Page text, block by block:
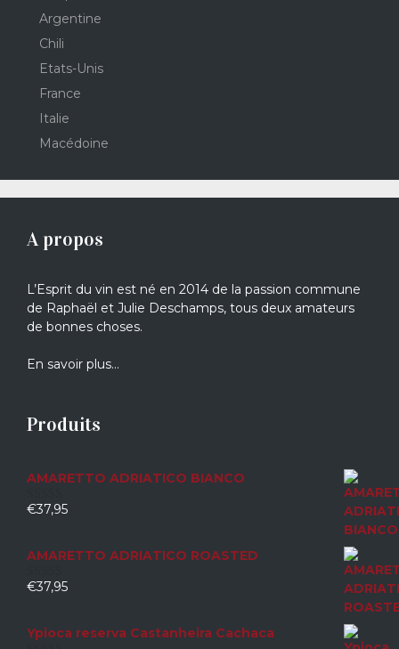
Argentine
Chili
Etats-Unis
France
Italie
Macédoine
A propos
L’Esprit du vin est né en 2014 de la passion commune
de Raphaël et Julie Deschamps, tous deux amateurs
de bonnes choses.
En savoir plus…
Produits
AMARETTO ADRIATICO BIANCO
0
€37,95
AMARETTO ADRIATICO ROASTED
0
€37,95
Ypioca reserva Castanheira Cachaca